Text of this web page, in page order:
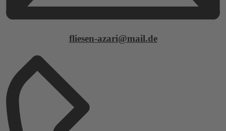
fliesen-azari@mail.de